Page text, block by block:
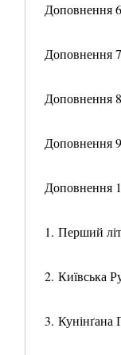
Доповнення
Доповнення
Доповнення 8
Доповнення 9
Доповнення
1. Перший
2. Київська
3. Кунінґана